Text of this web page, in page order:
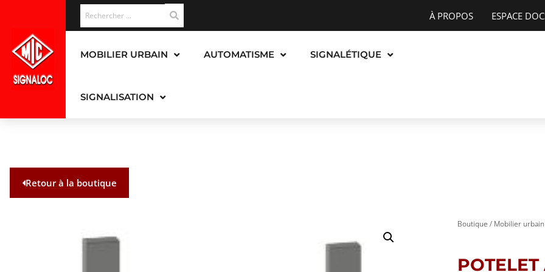
À PROPOS ESPACE
MOBILIER URBAIN AUTOMATISME SIGNALÉTIQUE
SIGNALISATION
Retour à la boutique
Boutique / Mobilier urbain